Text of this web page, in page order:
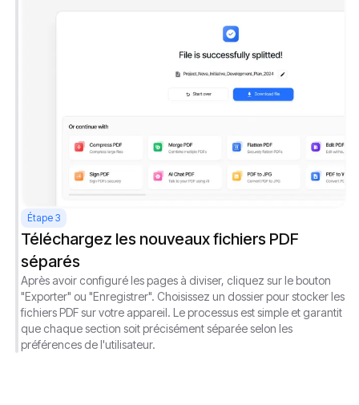
Étape 3
Téléchargez les nouveaux fichiers PDF
séparés
Après avoir configuré les pages à diviser, cliquez sur le bouton
"Exporter" ou "Enregistrer". Choisissez un dossier pour stocker les
fichiers PDF sur votre appareil. Le processus est simple et garantit
que chaque section soit précisément séparée selon les
préférences de l'utilisateur.